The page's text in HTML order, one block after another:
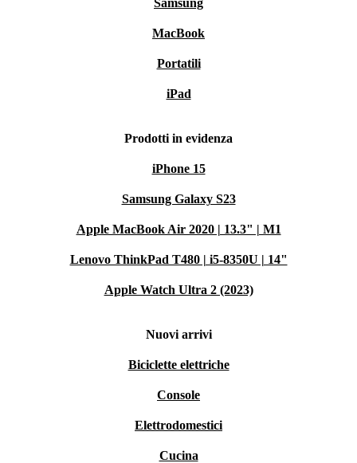
Samsung
MacBook
Portatili
iPad
Prodotti in evidenza
iPhone 15
Samsung Galaxy S23
Apple MacBook Air 2020 | 13.3" | M1
Lenovo ThinkPad T480 | i5-8350U | 14"
Apple Watch Ultra 2 (2023)
Nuovi arrivi
Biciclette elettriche
Console
Elettrodomestici
Cucina